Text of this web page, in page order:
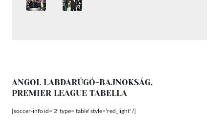
ANGOL LABDARÚGÓ-BAJNOKSÁG,
PREMIER LEAGUE TABELLA
[soccer-info id='2' type='table' style='red_light' /]